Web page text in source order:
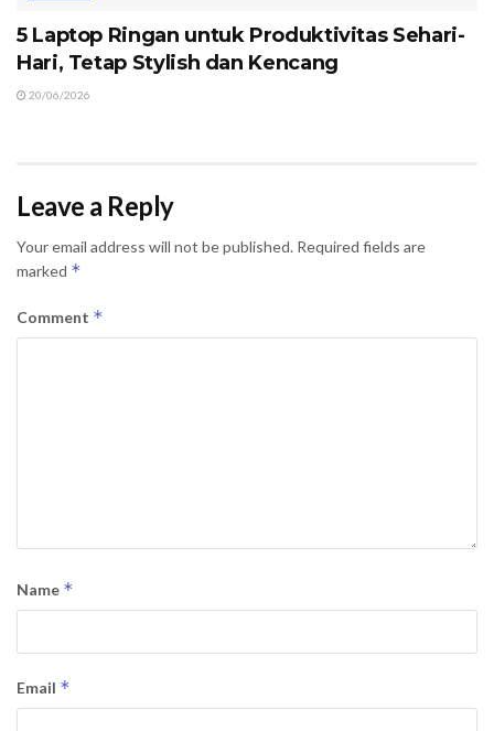
5 Laptop Ringan untuk Produktivitas Sehari-
Hari, Tetap Stylish dan Kencang
20/06/2026
Leave a Reply
Your email address will not be published. Required fields are
marked *
Comment *
Name *
Email *